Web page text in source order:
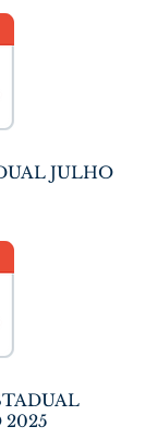
JULHO
2025